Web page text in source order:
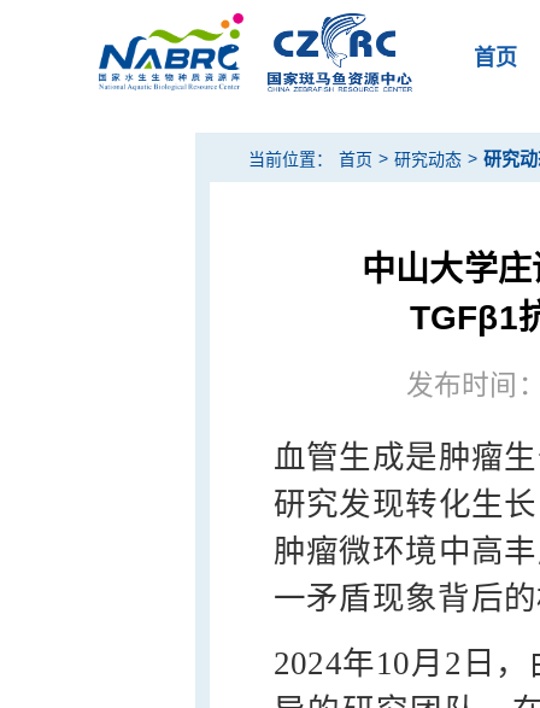
首页
当前位置： 首页 > 研究动态 > 研究
中山大学
TGFβ1
发布时间
血管生成是肿瘤
研究发现转化生
肿瘤微环境中高
一矛盾现象背后
2024年10月2日